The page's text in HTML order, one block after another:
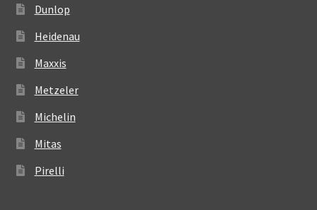
Dunlop
Heidenau
Maxxis
Metzeler
Michelin
Mitas
Pirelli